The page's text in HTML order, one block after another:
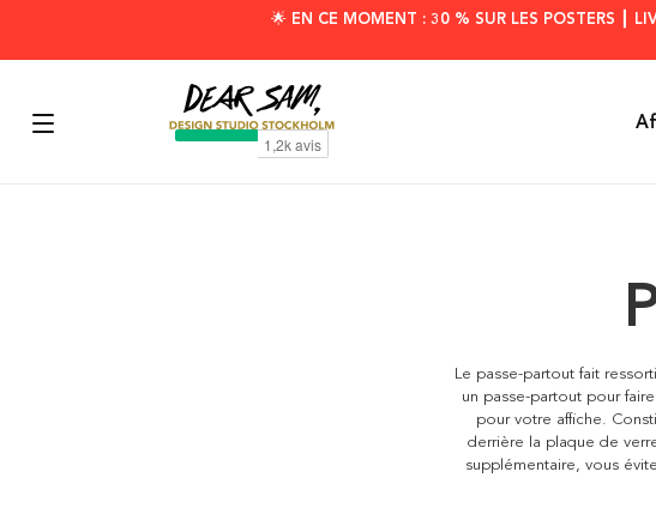
🌟 EN CE MOMENT : 30 % SUR LES POSTERS ┃
Le passe-partout fait
un passe-partout pour
pour votre affiche.
derrière la plaque de
supplémentaire, vous